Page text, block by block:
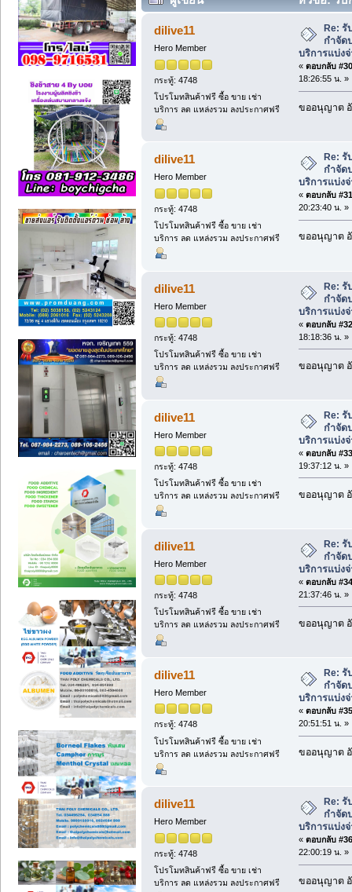
บริการแบ่งจ่าย 085-5015148 คุณอุบล (
dilive11
Hero Member
กระทู้: 4748
โปรโมทสินค้าฟรี ซื้อ ขาย เช่า
บริการ ลด แหล่งรวม ลงประกาศฟรี
Re:
กำจัด
บริการแบ่ง
« ตอบกลับ
18:26:55 น. »
ขออนุญาต
dilive11
Hero Member
กระทู้: 4748
โปรโมทสินค้าฟรี ซื้อ ขาย เช่า
บริการ ลด แหล่งรวม ลงประกาศฟรี
Re:
กำจัด
บริการแบ่ง
« ตอบกลับ
20:23:40 น. »
ขออนุญาต
dilive11
Hero Member
กระทู้: 4748
โปรโมทสินค้าฟรี ซื้อ ขาย เช่า
บริการ ลด แหล่งรวม ลงประกาศฟรี
Re: รั
กำจัด
บริการแบ่ง
« ตอบกลับ
18:18:36 น. »
ขออนุญาต
dilive11
Hero Member
กระทู้: 4748
โปรโมทสินค้าฟรี ซื้อ ขาย เช่า
บริการ ลด แหล่งรวม ลงประกาศฟรี
Re: รั
กำจัด
บริการแบ่ง
« ตอบกลับ
19:37:12 น. »
ขออนุญาต
dilive11
Hero Member
กระทู้: 4748
โปรโมทสินค้าฟรี ซื้อ ขาย เช่า
บริการ ลด แหล่งรวม ลงประกาศฟรี
Re:
กำจัด
บริการแบ่ง
« ตอบกลับ
21:37:46 น. »
ขออนุญาต
dilive11
Hero Member
กระทู้: 4748
โปรโมทสินค้าฟรี ซื้อ ขาย เช่า
บริการ ลด แหล่งรวม ลงประกาศฟรี
Re:
กำจัด
บริการแบ่ง
« ตอบกลับ
20:51:51 น. »
ขออนุญาต
dilive11
Hero Member
กระทู้: 4748
โปรโมทสินค้าฟรี ซื้อ ขาย เช่า
บริการ ลด แหล่งรวม ลงประกาศฟรี
Re:
กำจัด
บริการแบ่ง
« ตอบกลับ
22:00:19 น. »
ขออนุญาต